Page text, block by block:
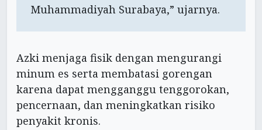
Muhammadiyah Surabaya,” ujarnya.
Azki menjaga fisik dengan mengurangi
minum es serta membatasi gorengan
karena dapat mengganggu tenggorokan,
pencernaan, dan meningkatkan risiko
penyakit kronis.